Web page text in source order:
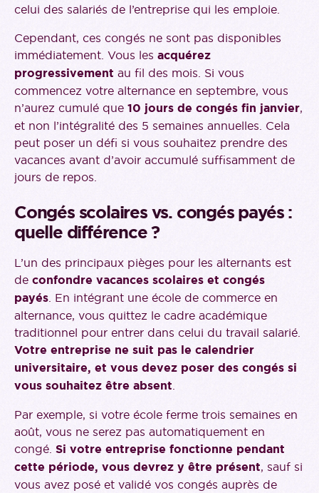
celui des salariés de l’entreprise qui les emploie.
Cependant, ces congés ne sont pas disponibles
immédiatement. Vous les acquérez
progressivement au fil des mois. Si vous
commencez votre alternance en septembre, vous
n’aurez cumulé que 10 jours de congés fin janvier,
et non l’intégralité des 5 semaines annuelles. Cela
peut poser un défi si vous souhaitez prendre des
vacances avant d’avoir accumulé suffisamment de
jours de repos.
Congés scolaires vs. congés payés :
quelle différence ?
L’un des principaux pièges pour les alternants est
de confondre vacances scolaires et congés
payés . En intégrant une école de commerce en
alternance, vous quittez le cadre académique
traditionnel pour entrer dans celui du travail salarié.
Votre entreprise ne suit pas le calendrier
universitaire, et vous devez poser des congés si
vous souhaitez être absent
Par exemple, si votre école ferme trois semaines en
août, vous ne serez pas automatiquement en
congé. Si votre entreprise fonctionne pendant
cette période, vous devrez y être présent, sauf si
vous avez posé et validé vos congés auprès de